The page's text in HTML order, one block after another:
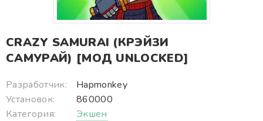
CRAZY SAMURAI (КРЭЙЗИ
САМУРАЙ) [МОД UNLOCKED]
Разработчик:
Hapmonkey
Установок:
860000
Категория:
Экшен